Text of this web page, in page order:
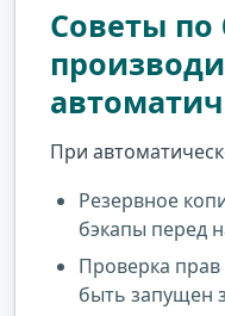
Советы по
При
Резервное
бэкапы перед
Проверка
быть запущен